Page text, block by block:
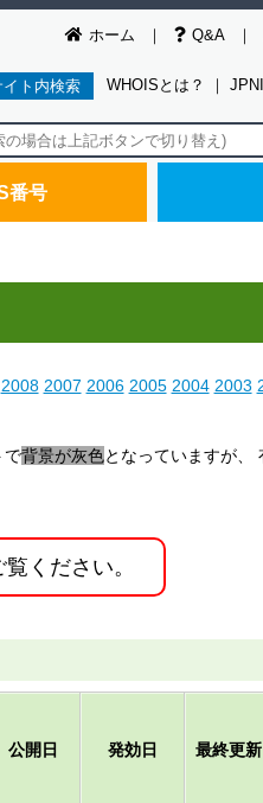
ホーム Q&A
ト内検索 WHOISとは？ ｜
番号
2008 2007 2006 2005 2004 2003
で背景が灰色となっていますが、
覧ください。
公開日 発効日 最終更新